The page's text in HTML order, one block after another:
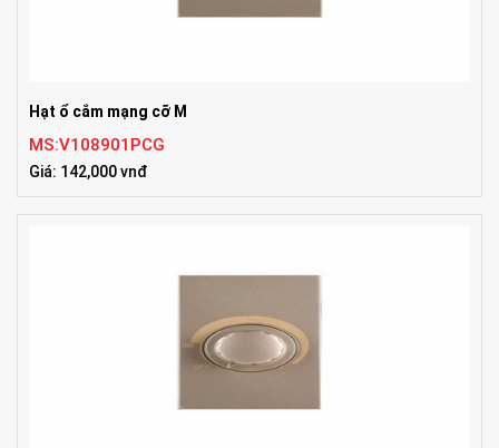
Hạt ổ cắm mạng cỡ M
MS:V108901PCG
Giá: 142,000 vnđ